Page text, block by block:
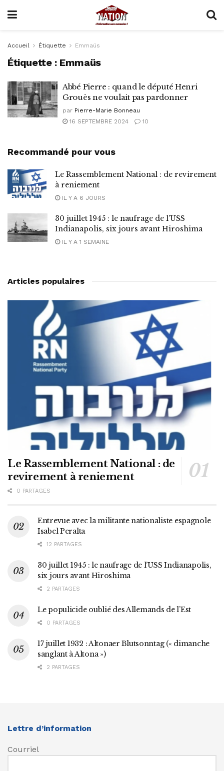
Accueil Étiquette Emmaüs
Étiquette : Emmaüs
Abbé Pierre : quand le député Henri
Grouès ne voulait pas pardonner
par Pierre-Marie Bonneau
16 SEPTEMBRE 2024
10
Recommandé pour vous
Le Rassemblement National : de revirement
à reniement
IL Y A 6 JOURS
30 juillet 1945 : le naufrage de l’USS
Indianapolis, six jours avant Hiroshima
IL Y A 1 SEMAINE
Articles populaires
Le Rassemblement National : de
revirement à reniement
0 PARTAGES
Entrevue avec la militante nationaliste espagnole
Isabel Peralta
12 PARTAGES
30 juillet 1945 : le naufrage de l’USS Indianapolis,
six jours avant Hiroshima
2 PARTAGES
Le populicide oublié des Allemands de l’Est
0 PARTAGES
17 juillet 1932 : Altonaer Blutsonntag (« dimanche
sanglant à Altona »)
2 PARTAGES
Lettre d’information
Courriel